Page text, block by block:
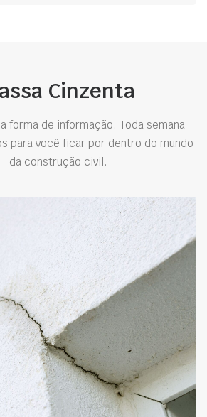
Cinzenta
forma de informação. Toda semana
para você ficar por dentro do mundo
da construção civil.